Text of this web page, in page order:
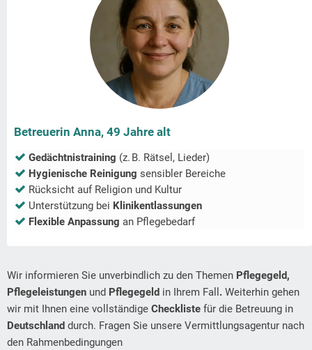
Betreuerin Anna, 49 Jahre alt
Gedächtnistraining (z. B. Rätsel, Lieder)
Hygienische Reinigung sensibler Bereiche
Rücksicht auf Religion und Kultur
Unterstützung bei Klinikentlassungen
Flexible Anpassung an Pflegebedarf
Wir informieren Sie unverbindlich zu den Themen Pflegegeld,
Pflegeleistungen und Pflegegeld in Ihrem Fall . Weiterhin gehen
wir mit Ihnen eine vollständige Checkliste für die Betreuung in
Deutschland durch. Fragen Sie unsere Vermittlungsagentur nach
den Rahmenbedingungen